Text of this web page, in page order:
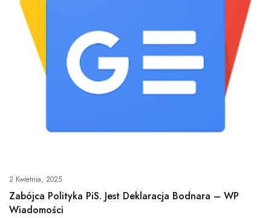
2 Kwietnia, 2025
Zabójca Polityka PiS. Jest Deklaracja Bodnara – WP
Wiadomości